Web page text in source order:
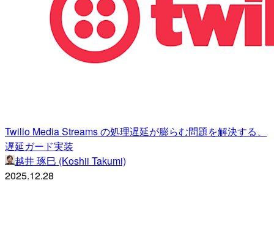
Twilio Media Streams の処理遅延が膨らむ問題を解決する、
遅延ガード実装
越井 琢巳 (Koshii Takumi)
2025.12.28